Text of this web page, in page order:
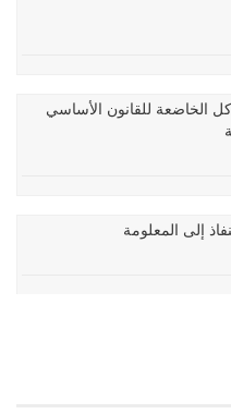
الخاضعة للقانون الأساسي
إلى المعلومة